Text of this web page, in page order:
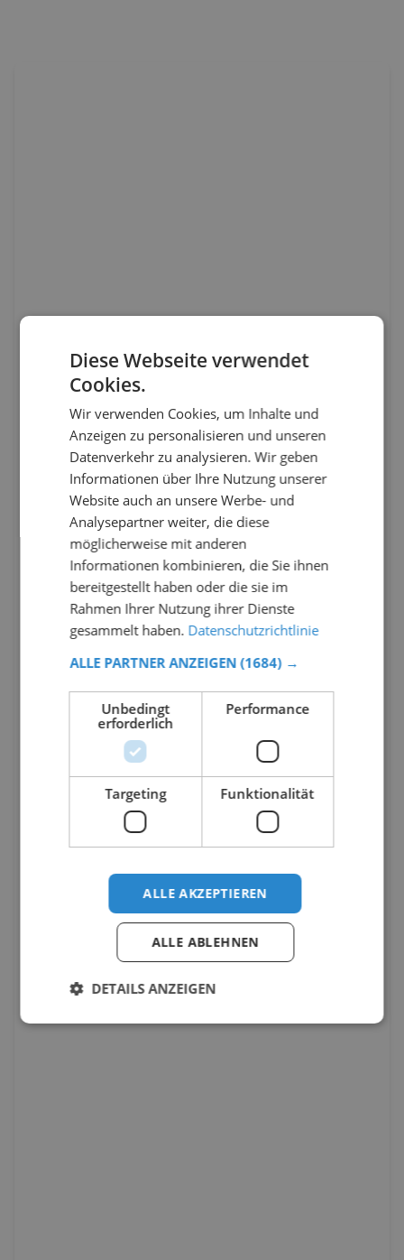
Diese Webseite verwendet
Cookies.
Wir verwenden Cookies, um Inhalte und
Anzeigen zu personalisieren und unseren
Datenverkehr zu analysieren. Wir geben
Informationen über Ihre Nutzung unserer
Website auch an unsere Werbe- und
Analysepartner weiter, die diese
möglicherweise mit anderen
Informationen kombinieren, die Sie ihnen
bereitgestellt haben oder die sie im
Rahmen Ihrer Nutzung ihrer Dienste
gesammelt haben. Datenschutzrichtlinie
ALLE PARTNER ANZEIGEN (1684) →
Unbedingt
erforderlich
Performance
Targeting Funktionalität
ALLE AKZEPTIEREN
ALLE ABLEHNEN
DETAILS ANZEIGEN